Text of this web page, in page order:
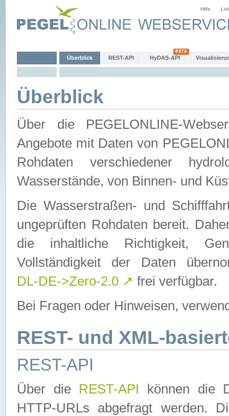
Hilfe
Überblick REST-API HyDAS-API
Überblick
Über die PEGELONLINE-
Angebote mit Daten von
Rohdaten verschiedener
Wasserstände, von Binnen- und
Die Wasserstraßen- und
ungeprüften Rohdaten bereit.
die inhaltliche Richtigkeit,
Vollständigkeit der Daten
DL-DE->Zero-2.0 ↗ frei verfügbar.
Bei Fragen oder Hinweisen,
REST- und XML-
REST-API
Über die REST-API können die
HTTP-URLs abgefragt werden.